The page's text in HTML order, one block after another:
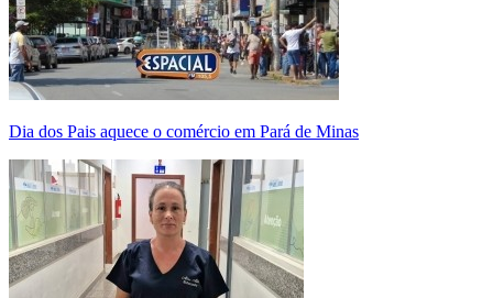
Dia dos Pais aquece o comércio em Pará de Minas